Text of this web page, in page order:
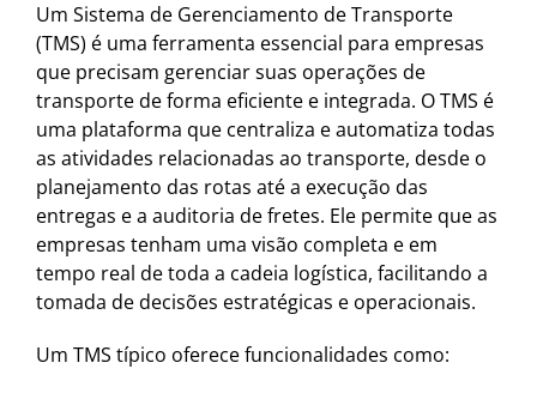
Um Sistema de Gerenciamento de Transporte
(TMS) é uma ferramenta essencial para empresas
que precisam gerenciar suas operações de
transporte de forma eficiente e integrada. O TMS é
uma plataforma que centraliza e automatiza todas
as atividades relacionadas ao transporte, desde o
planejamento das rotas até a execução das
entregas e a auditoria de fretes. Ele permite que as
empresas tenham uma visão completa e em
tempo real de toda a cadeia logística, facilitando a
tomada de decisões estratégicas e operacionais.
Um TMS típico oferece funcionalidades como: